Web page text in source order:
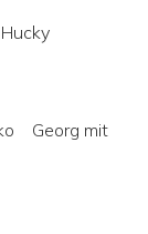
Georg mit